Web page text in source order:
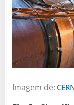
Imagem de: